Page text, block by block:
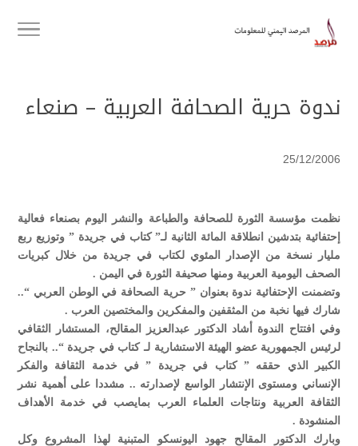
ندوة حرية الصحافة العربية – صنعاء
25/12/2006
نظمت مؤسسة الثورة للصحافة والطباعة والنشر اليوم بصنعاء فعالية
إحتفائية بتدشين انطلاقة المائة الثانية لـ” كتاب في جريدة ” وتوزيع ربع
مليار نسخة من الإصدار المئوي لكتاب في جريدة من خلال كبريات
الصحف اليومية العربية ومنها صحيفة الثورة في اليمن .
وتضمنت الإحتفائية ندوة بعنوان ” حرية الصحافة في الوطن العربي “..
شارك فيها نخبة من المثقفين والمفكرين والمختصين العرب .
وفي افتتاح الندوة أشاد الدكتور عبدالعزيز المقالح، المستشار الثقافي
لرئيس الجمهورية عضو الهيئة الاستشارية لـ كتاب في جريدة “.. بالنجاح
الكبير الذي حققه ” كتاب في جريدة ” في خدمة الثقافة والفكر
الإنساني ومستوى الإنتشار الواسع لإصدارته .. مشددا على أهمية نشر
الثقافة العربية ونتاجات العلماء العرب بمايصب في خدمة الأهداف
المنشودة .
وبارك الدكتور المقالح جهود اليونسكو المتبنية لهذا المشروع وكل